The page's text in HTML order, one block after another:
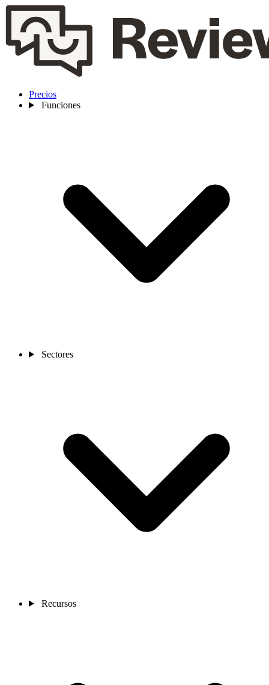
Precios
Funciones
Sectores
Recursos